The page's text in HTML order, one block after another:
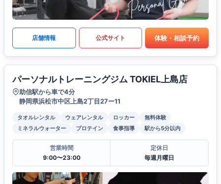
店舗情報 公式サイト 体験・相談予約
パーソナルトレーニングジム TOKIEL上島店
助信駅から車で4分
静岡県浜松市中区上島2丁目27ー11
タオルレンタル ウェアレンタル ロッカー
無料体験
ミネラルウォーター
プロテイン 食事指導 駅から5分以内
営業時間
9:00〜23:00
定休日
毎週月曜日